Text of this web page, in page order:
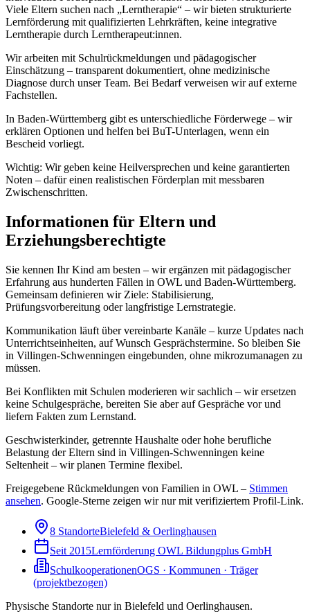
Viele Eltern suchen nach „Lerntherapie“ – wir bieten strukturierte
Lernförderung mit qualifizierten Lehrkräften, keine integrative
Lerntherapie durch Lerntherapeut:innen.
Wir arbeiten mit Schulrückmeldungen und pädagogischer
Einschätzung – transparent dokumentiert, ohne medizinische
Diagnose durch unser Team. Bei Bedarf verweisen wir auf externe
Fachstellen.
In Baden-Württemberg gibt es unterschiedliche Förderwege – wir
erklären Optionen und helfen bei BuT-Unterlagen, wenn ein
Bescheid vorliegt.
Wichtig: Wir geben keine Heilversprechen und keine garantierten
Noten – dafür einen realistischen Förderplan mit messbaren
Zwischenschritten.
Informationen für Eltern und
Erziehungsberechtigte
Sie kennen Ihr Kind am besten – wir ergänzen mit pädagogischer
Erfahrung aus hunderten Fällen in OWL und Baden-Württemberg.
Gemeinsam definieren wir Ziele: Stabilisierung,
Prüfungsvorbereitung oder langfristige Lernstrategie.
Kommunikation läuft über vereinbarte Kanäle – kurze Updates nach
Unterrichtseinheiten, auf Wunsch Gesprächstermine. So bleiben Sie
in Villingen-Schwenningen eingebunden, ohne mikrozumanagen zu
müssen.
Bei Konflikten mit Schulen moderieren wir sachlich – wir ersetzen
keine Schulgespräche, bereiten Sie aber auf Gespräche vor und
liefern Fakten zum Lernstand.
Geschwisterkinder, getrennte Haushalte oder hohe berufliche
Belastung der Eltern sind in Villingen-Schwenningen keine
Seltenheit – wir planen Termine flexibel.
Freigegebene Rückmeldungen von Familien in OWL – Stimmen
ansehen. Google-Sterne zeigen wir nur mit verifiziertem Profil-Link.
8 StandorteBielefeld & Oerlinghausen
Seit 2015Lernförderung OWL Bildungplus GmbH
SchulkooperationenOGS · Kommunen · Träger
(projektbezogen)
Physische Standorte nur in Bielefeld und Oerlinghausen.